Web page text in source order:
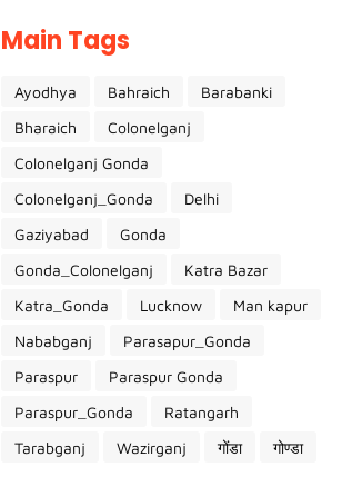
Main Tags
Ayodhya Bahraich
Barabanki
Bharaich
Colonelganj
Colonelganj Gonda
Colonelganj_Gonda
Delhi
Gaziyabad
Gonda
Gonda_Colonelganj
Katra Bazar
Katra_Gonda
Lucknow
Man kapur
Nababganj
Parasapur_Gonda
Paraspur
Paraspur Gonda
Paraspur_Gonda
Ratangarh
Tarabganj
Wazirganj गोंडा गोण्डा